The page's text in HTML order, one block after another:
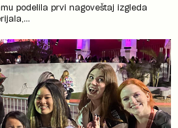
podelila prvi nagoveštaj izgleda